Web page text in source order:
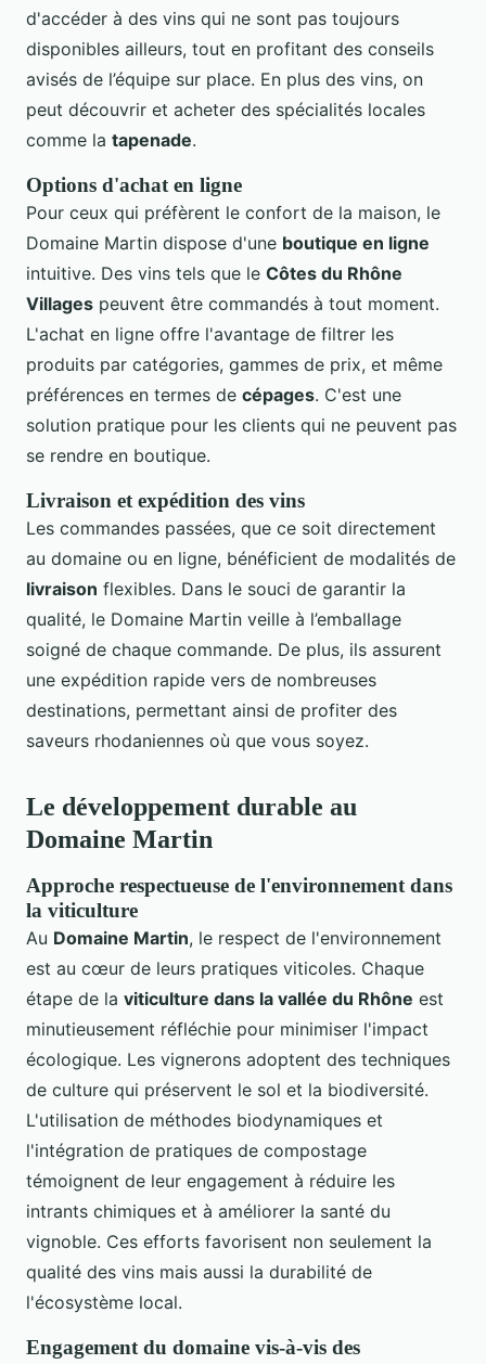
d'accéder à des vins qui ne sont pas toujours
disponibles ailleurs, tout en profitant des conseils
avisés de l’équipe sur place. En plus des vins, on
peut découvrir et acheter des spécialités locales
comme la tapenade.
Options d'achat en ligne
Pour ceux qui préfèrent le confort de la maison, le
Domaine Martin dispose d'une boutique en ligne
intuitive. Des vins tels que le Côtes du Rhône
Villages peuvent être commandés à tout moment.
L'achat en ligne offre l'avantage de filtrer les
produits par catégories, gammes de prix, et même
préférences en termes de cépages. C'est une
solution pratique pour les clients qui ne peuvent pas
se rendre en boutique.
Livraison et expédition des vins
Les commandes passées, que ce soit directement
au domaine ou en ligne, bénéficient de modalités de
livraison flexibles. Dans le souci de garantir la
qualité, le Domaine Martin veille à l’emballage
soigné de chaque commande. De plus, ils assurent
une expédition rapide vers de nombreuses
destinations, permettant ainsi de profiter des
saveurs rhodaniennes où que vous soyez.
Le développement durable au
Domaine Martin
Approche respectueuse de l'environnement dans
la viticulture
Au Domaine Martin, le respect de l'environnement
est au cœur de leurs pratiques viticoles. Chaque
étape de la viticulture dans la vallée du Rhône est
minutieusement réfléchie pour minimiser l'impact
écologique. Les vignerons adoptent des techniques
de culture qui préservent le sol et la biodiversité.
L'utilisation de méthodes biodynamiques et
l'intégration de pratiques de compostage
témoignent de leur engagement à réduire les
intrants chimiques et à améliorer la santé du
vignoble. Ces efforts favorisent non seulement la
qualité des vins mais aussi la durabilité de
l'écosystème local.
Engagement du domaine vis-à-vis des